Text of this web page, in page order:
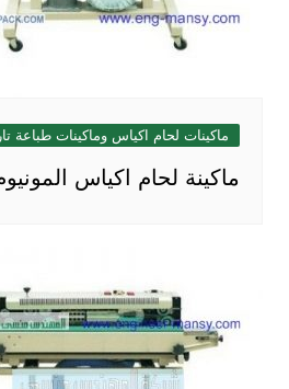
ماكينات لحام اكياس وماكينات طباعة
ماكينة لحام اكياس